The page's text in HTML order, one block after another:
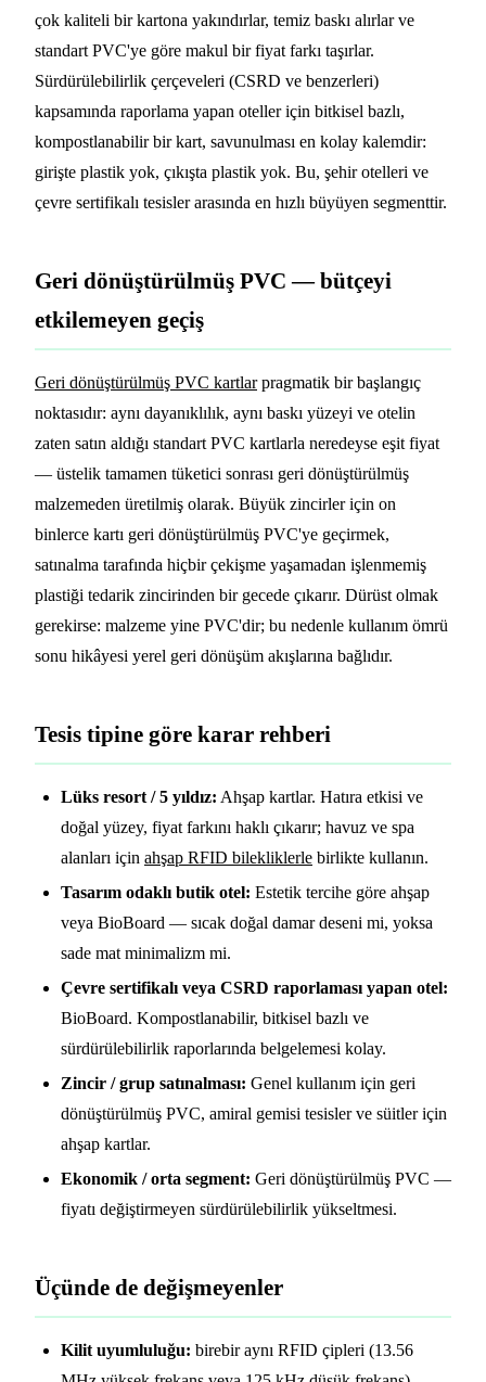
çok kaliteli bir kartona yakındırlar, temiz baskı alırlar ve
standart PVC'ye göre makul bir fiyat farkı taşırlar.
Sürdürülebilirlik çerçeveleri (CSRD ve benzerleri)
kapsamında raporlama yapan oteller için bitkisel bazlı,
kompostlanabilir bir kart, savunulması en kolay kalemdir:
girişte plastik yok, çıkışta plastik yok. Bu, şehir otelleri ve
çevre sertifikalı tesisler arasında en hızlı büyüyen segmenttir.
Geri dönüştürülmüş PVC — bütçeyi
etkilemeyen geçiş
Geri dönüştürülmüş PVC kartlarpragmatik bir başlangıç
noktasıdır: aynı dayanıklılık, aynı baskı yüzeyi ve otelin
zaten satın aldığı standart PVC kartlarla neredeyse eşit fiyat
— üstelik tamamen tüketici sonrası geri dönüştürülmüş
malzemeden üretilmiş olarak. Büyük zincirler için on
binlerce kartı geri dönüştürülmüş PVC'ye geçirmek,
satınalma tarafında hiçbir çekişme yaşamadan işlenmemiş
plastiği tedarik zincirinden bir gecede çıkarır. Dürüst olmak
gerekirse: malzeme yine PVC'dir; bu nedenle kullanım ömrü
sonu hikâyesi yerel geri dönüşüm akışlarına bağlıdır.
Tesis tipine göre karar rehberi
Lüks resort / 5 yıldız: Ahşap kartlar. Hatıra etkisi ve
doğal yüzey, fiyat farkını haklı çıkarır; havuz ve spa
alanları için ahşap RFID bilekliklerle birlikte kullanın.
Tasarım odaklı butik otel: Estetik tercihe göre ahşap
veya BioBoard — sıcak doğal damar deseni mi, yoksa
sade mat minimalizm mi.
Çevre sertifikalı veya CSRD raporlaması yapan otel:
BioBoard. Kompostlanabilir, bitkisel bazlı ve
sürdürülebilirlik raporlarında belgelemesi kolay.
Zincir / grup satınalması: Genel kullanım için geri
dönüştürülmüş PVC, amiral gemisi tesisler ve süitler için
ahşap kartlar.
Ekonomik / orta segment: Geri dönüştürülmüş PVC —
fiyatı değiştirmeyen sürdürülebilirlik yükseltmesi.
Üçünde de değişmeyenler
Kilit uyumluluğu: birebir aynı RFID çipleri (13.56